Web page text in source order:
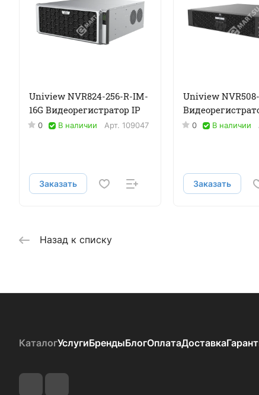
Uniview NVR824-256-R-IM-
16G Видеорегистратор IP
0 В наличии Арт. 109047
Заказать
Uniview
0 В наличии
Заказать
Назад к списку
КаталогУслугиБрендыБлогОплатаДоставка